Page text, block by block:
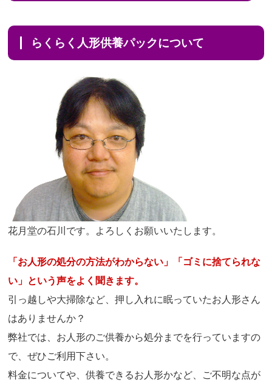
らくらく人形供養パックについて
花月堂の石川です。よろしくお願いいたします。
「お人形の処分の方法がわからない」「ゴミに捨てられな
い」という声をよく聞きます。
引っ越しや大掃除など、押し入れに眠っていたお人形さん
はありませんか？
弊社では、お人形のご供養から処分までを行っていますの
で、ぜひご利用下さい。
料金についてや、供養できるお人形かなど、ご不明な点が